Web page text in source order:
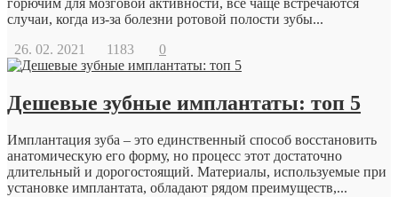
случаи, когда из-за болезни ротовой полости зубы...
26. 02. 2021
1183 0
Дешевые зубные имплантаты: топ 5
Имплантация зуба – это единственный способ восстановить
анатомическую его форму, но процесс этот достаточно
длительный и дорогостоящий. Материалы, используемые при
установке имплантата, обладают рядом преимуществ,...